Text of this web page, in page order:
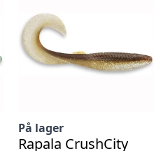
På lager
Rapala CrushCity